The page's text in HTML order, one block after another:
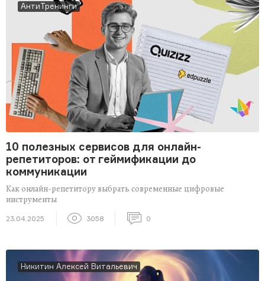
АнтиТренинги
10 полезных сервисов для онлайн-
репетиторов: от геймификации до
коммуникации
Как онлайн-репетитору выбрать современные цифровые
инструменты
23.04.2025 3058 0
Никитин Алексей Витальевич